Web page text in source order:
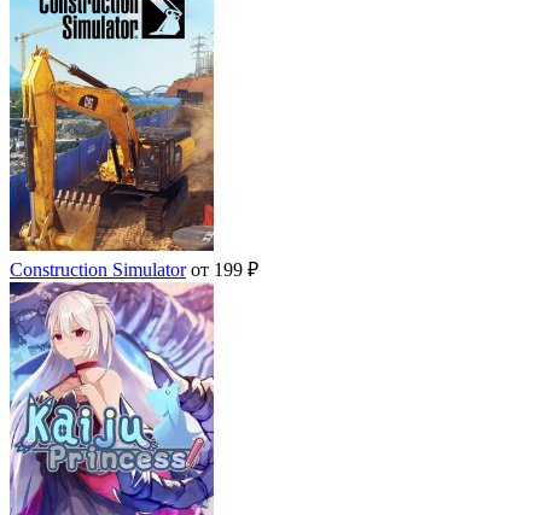
Construction Simulatorот 199 ₽